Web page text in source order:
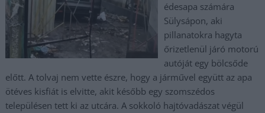
édesapa számára
Sülysápon, aki
pillanatokra hagyta
őrizetlenül járó motorú
autóját egy bölcsőde
előtt. A tolvaj nem vette észre, hogy a járművel együtt az apa
ötéves kisfiát is elvitte, akit később egy szomszédos
településen tett ki az utcára. A sokkoló hajtóvadászat végül